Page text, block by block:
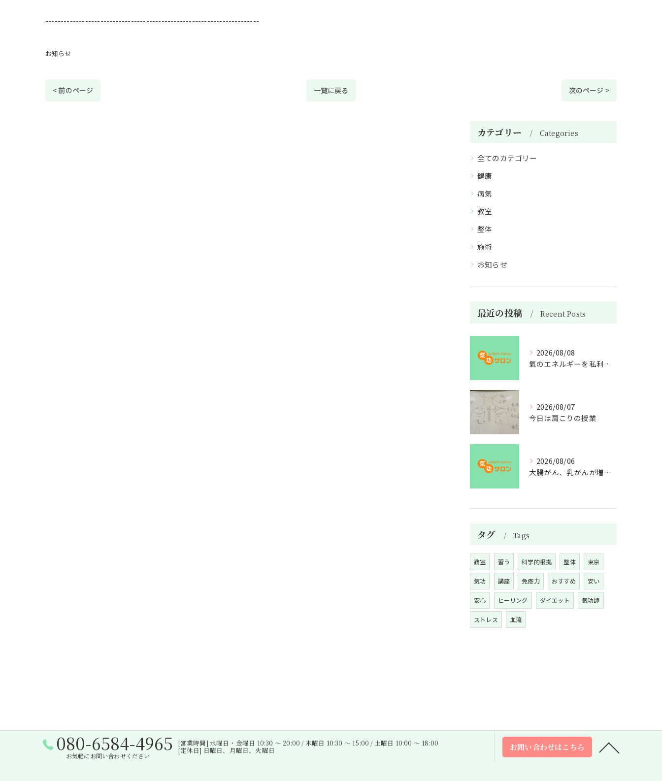
----------------------------------------------------------------------
お知らせ
< 前のページ 一覧に戻る 次のページ >
カテゴリー Categories
全てのカテゴリー
健康
病気
教室
整体
施術
お知らせ
最近の投稿 Recent Posts
2026/08/08
氣のエネルギーを私利私欲のために使うな
2026/08/07
今日は肩こりの授業
2026/08/06
大腸がん、乳がんが増えた理由
タグ Tags
教室 習う 科学的根拠 整体 東京
気功 講座 免疫力 おすすめ 安い
安心 ヒーリング ダイエット 気功師
ストレス 血流
080-6584-4965
お気軽にお問い合わせください
[営業時間] 水曜日・金曜日 10:30 〜 20:00 / 木曜日 10:30 〜 15:00 / 土曜日 10:00 〜 18:00
[定休日] 日曜日、月曜日、火曜日
お問い合わせはこちら